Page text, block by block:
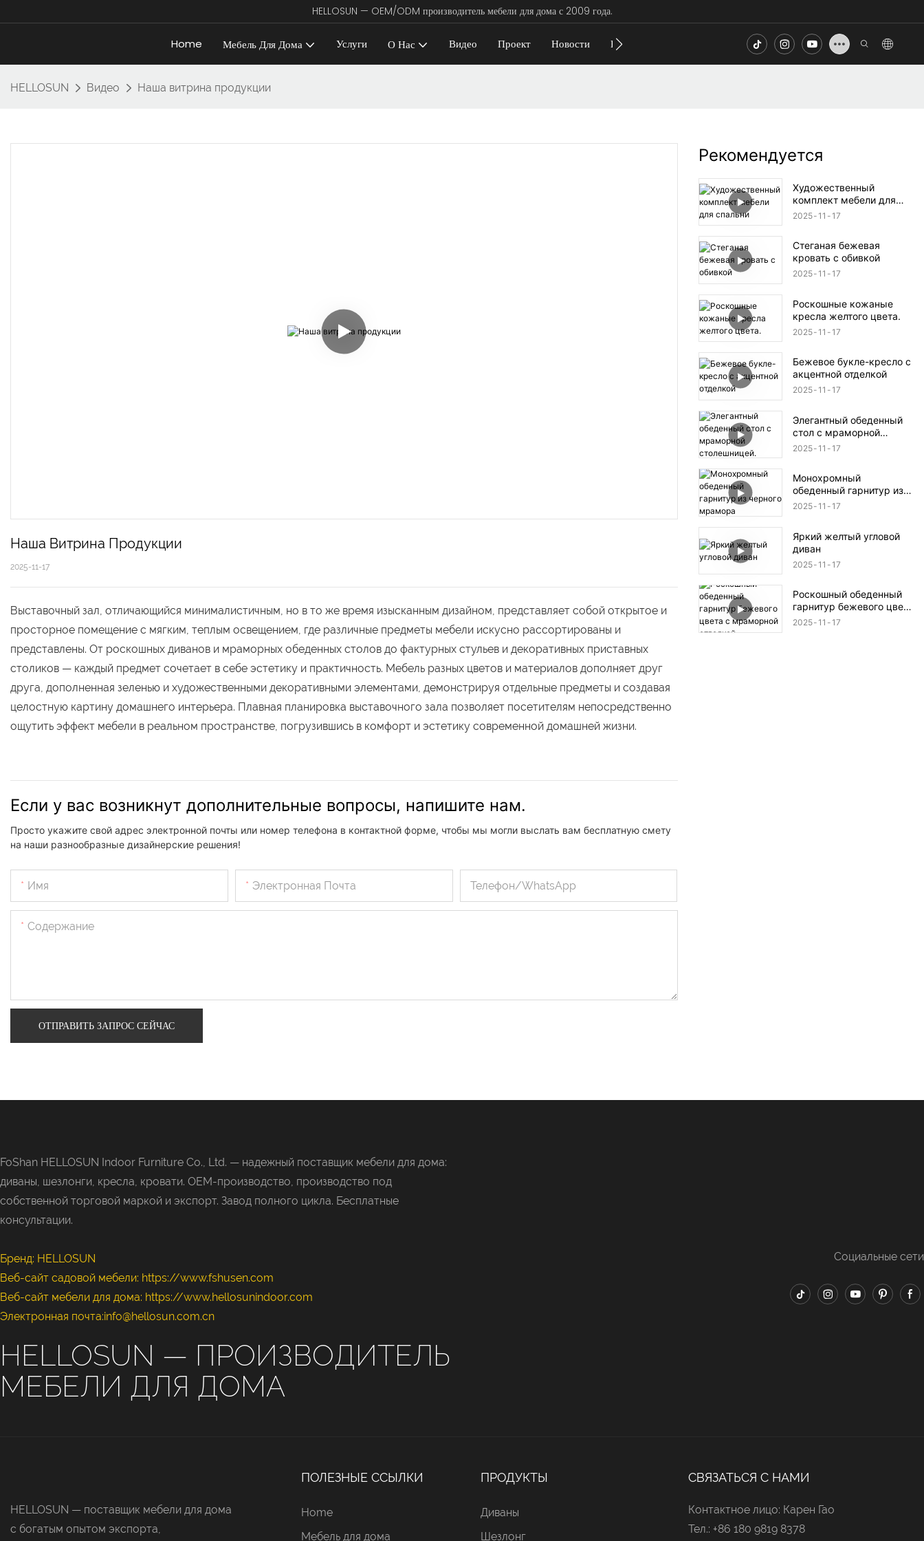
HELLOSUN — OEM/ODM производитель мебели для дома с 2009 года.
Home Мебель Для Дома Услуги О Нас Видео Проект Новости Контакт
HELLOSUN Видео Наша витрина продукции
Наша Витрина Продукции
2025-11-17
Выставочный зал, отличающийся минималистичным, но в то же время изысканным дизайном, представляет собой открытое и
просторное помещение с мягким, теплым освещением, где различные предметы мебели искусно рассортированы и
представлены. От роскошных диванов и мраморных обеденных столов до фактурных стульев и декоративных приставных
столиков — каждый предмет сочетает в себе эстетику и практичность. Мебель разных цветов и материалов дополняет друг
друга, дополненная зеленью и художественными декоративными элементами, демонстрируя отдельные предметы и создавая
целостную картину домашнего интерьера. Плавная планировка выставочного зала позволяет посетителям непосредственно
ощутить эффект мебели в реальном пространстве, погрузившись в комфорт и эстетику современной домашней жизни.
Если у вас возникнут дополнительные вопросы, напишите нам.
Просто укажите свой адрес электронной почты или номер телефона в контактной форме, чтобы мы могли выслать вам бесплатную смету
на наши разнообразные дизайнерские решения!
Имя Электронная Почта Телефон/WhatsApp
Содержание
ОТПРАВИТЬ ЗАПРОС СЕЙЧАС
Рекомендуется
Художественный
комплект мебели для
спальни
2025 11 17
Стеганая бежевая
кровать с обивкой
2025 11 17
Роскошные кожаные
кресла желтого цвета.
2025 11 17
Бежевое букле-кресло с
акцентной отделкой
2025 11 17
Элегантный обеденный
стол с мраморной
столешницей.
2025 11 17
Монохромный
обеденный гарнитур из
черного мрамора
2025 11 17
Яркий желтый угловой
диван
2025 11 17
Роскошный обеденный
гарнитур бежевого цвета
с мраморной отделкой.
2025 11 17
FoShan HELLOSUN Indoor Furniture Co., Ltd. — надежный поставщик мебели для дома:
диваны, шезлонги, кресла, кровати. OEM-производство, производство под
собственной торговой маркой и экспорт. Завод полного цикла. Бесплатные
консультации.
Бренд: HELLOSUN
Веб-сайт садовой мебели: https://www.fshusen.com
Веб-сайт мебели для дома: https://www.hellosunindoor.com
Электронная почта:info@hellosun.com.cn
HELLOSUN — ПРОИЗВОДИТЕЛЬ
МЕБЕЛИ ДЛЯ ДОМА
Социальные сети
HELLOSUN — поставщик мебели для дома
с богатым опытом экспорта,
ПОЛЕЗНЫЕ ССЫЛКИ
Home
Мебель для дома
ПРОДУКТЫ
Диваны
Шезлонг
СВЯЗАТЬСЯ С НАМИ
Контактное лицо: Карен Гао
Тел.: +86 180 9819 8378